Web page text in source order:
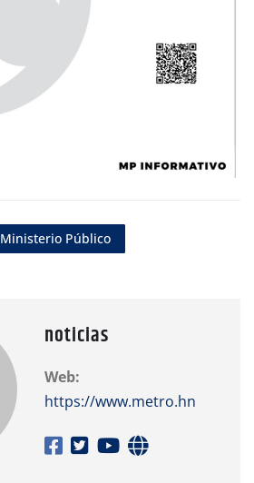
Ministerio Público
noticias
Web:
https://www.metro.hn